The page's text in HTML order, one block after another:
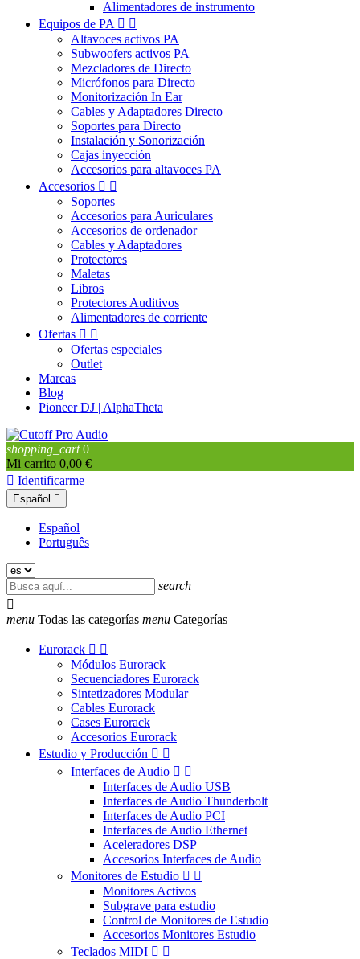
Alimentadores de instrumento
Equipos de PA  
Altavoces activos PA
Subwoofers activos PA
Mezcladores de Directo
Micrófonos para Directo
Monitorización In Ear
Cables y Adaptadores Directo
Soportes para Directo
Instalación y Sonorización
Cajas inyección
Accesorios para altavoces PA
Accesorios  
Soportes
Accesorios para Auriculares
Accesorios de ordenador
Cables y Adaptadores
Protectores
Maletas
Libros
Protectores Auditivos
Alimentadores de corriente
Ofertas  
Ofertas especiales
Outlet
Marcas
Blog
Pioneer DJ | AlphaTheta
shopping_cart 0
Mi carrito 0,00 €
 Identificarme
Español 
Español
Português
search

menu Todas las categorías menu Categorías
Eurorack  
Módulos Eurorack
Secuenciadores Eurorack
Sintetizadores Modular
Cables Eurorack
Cases Eurorack
Accesorios Eurorack
Estudio y Producción  
Interfaces de Audio  
Interfaces de Audio USB
Interfaces de Audio Thunderbolt
Interfaces de Audio PCI
Interfaces de Audio Ethernet
Aceleradores DSP
Accesorios Interfaces de Audio
Monitores de Estudio  
Monitores Activos
Subgrave para estudio
Control de Monitores de Estudio
Accesorios Monitores Estudio
Teclados MIDI  